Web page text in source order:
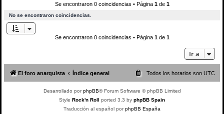
Se encontraron 0 coincidencias • Página 1de 1
No se encontraron coincidencias.
Se encontraron 0 coincidencias • Página 1de 1
Ir a
El foro anarquista Índice general Todos los horarios son UTC
Desarrollado porphpBB® Forum Software © phpBB Limited
Style Rock'n Roll ported 3.3 by phpBB Spain
Traducción al español porphpBB España